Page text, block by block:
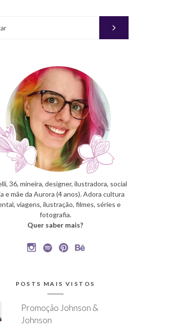
36, mineira, designer, ilustradora, social
e mãe da Aurora (4 anos). Adora cultura
viagens, ilustração, filmes, séries e
fotografia.
Quer saber mais?
POSTS MAIS VISTOS
Promoção Johnson &
Johnson